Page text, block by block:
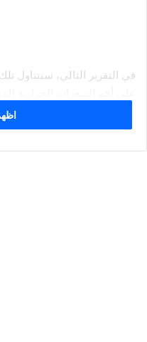
في التقرير التالي، سنتناول
بالإضافة إلى المكونات